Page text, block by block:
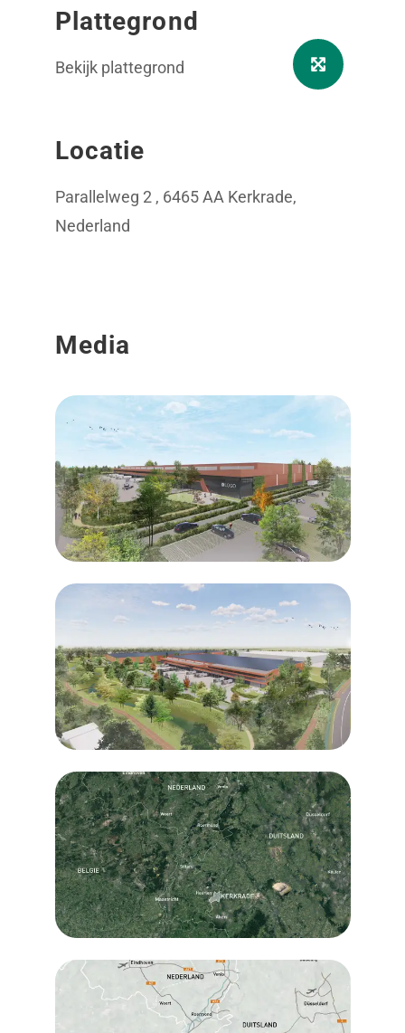
Plattegrond
Bekijk plattegrond
Locatie
Parallelweg 2 , 6465 AA Kerkrade,
Nederland
Media